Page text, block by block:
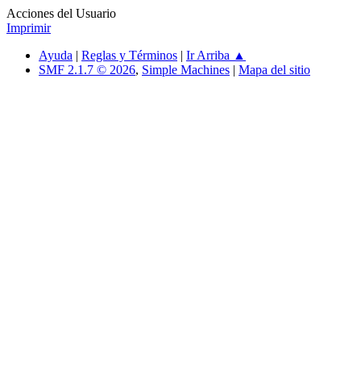
Acciones del Usuario
Imprimir
Ayuda | Reglas y Términos | Ir Arriba ▲
SMF 2.1.7 © 2026, Simple Machines | Mapa del sitio